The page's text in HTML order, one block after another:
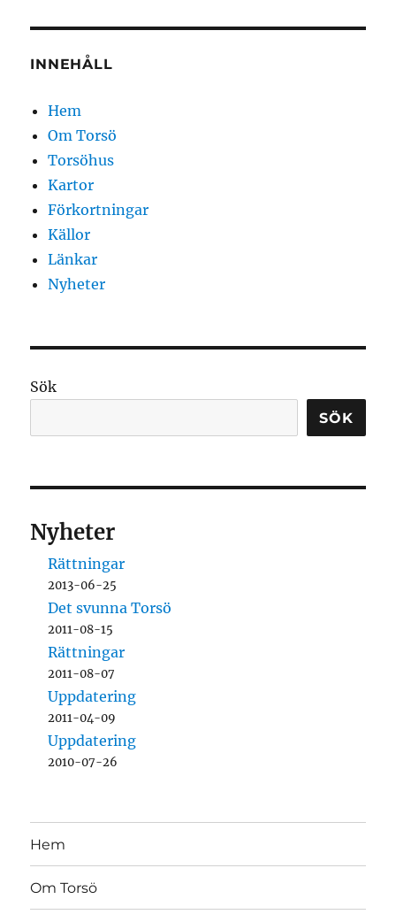
INNEHÅLL
Hem
Om Torsö
Torsöhus
Kartor
Förkortningar
Källor
Länkar
Nyheter
Sök
SÖK
Nyheter
Rättningar
2013-06-25
Det svunna Torsö
2011-08-15
Rättningar
2011-08-07
Uppdatering
2011-04-09
Uppdatering
2010-07-26
Hem
Om Torsö